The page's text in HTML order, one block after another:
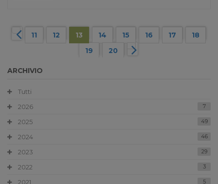
11 12 13 14 15 16 17
18
19
20
ARCHIVIO
Tutti
2026
7
2025 49
2024 46
2023 29
2022 3
2021 5